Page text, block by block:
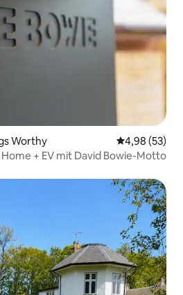
Worthy
4,98 (53)
+ EV mit David Bowie-Motto